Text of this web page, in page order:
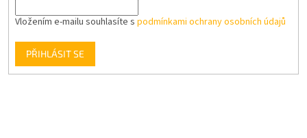
Vložením e-mailu souhlasíte s podmínkami ochrany osobních údajů
PŘIHLÁSIT SE